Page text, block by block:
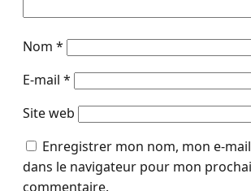
Nom *
E-mail *
Site web
Enregistrer mon nom, mon e-
dans le navigateur pour mon
commentaire.